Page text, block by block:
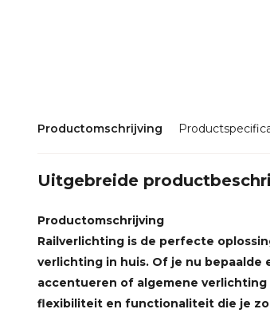
Productomschrijving
Uitgebreide
Productomschrijving
Railverlichting is de perfecte
verlichting in huis. Of je nu
accentueren of algemene
flexibiliteit en functionaliteit die je